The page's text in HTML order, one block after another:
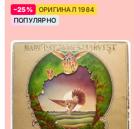
–25%
ОРИГИНАЛ 1984
ПОПУЛЯРНО